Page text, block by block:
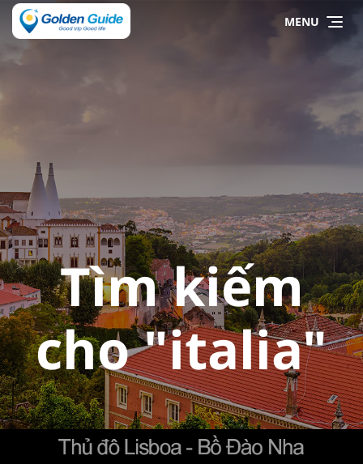
MENU
Tìm kiếm
cho "italia"